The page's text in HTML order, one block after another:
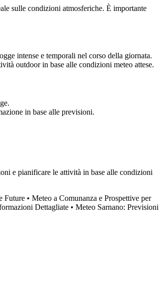
sulle condizioni atmosferiche. È importante
intense e temporali nel corso della giornata.
outdoor in base alle condizioni meteo attese.
in base alle previsioni.
e pianificare le attività in base alle condizioni
Future • Meteo a Comunanza e Prospettive per
Dettagliate • Meteo Sarnano: Previsioni